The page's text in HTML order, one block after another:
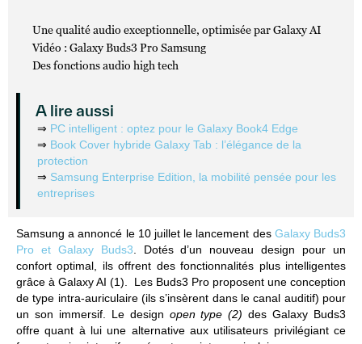
Samsung a annoncé le 10 juillet le lancement des Galaxy Buds3
Pro et Galaxy Buds3 . Dotés d’un nouveau design pour un
confort optimal, ils offrent des fonctionnalités plus intelligentes
grâce à Galaxy AI (1). Les Buds3 Pro proposent une conception
de type intra-auriculaire (ils s’insèrent dans le canal auditif) pour
un son immersif. Le design open type (2) des Galaxy Buds3
offre quant à lui une alternative aux utilisateurs privilégiant ce
Une qualité audio exceptionnelle, optimisée par Galaxy AI​
Vidéo : Galaxy Buds3 Pro Samsung
Des fonctions audio high tech
A lire aussi
⇒ PC intelligent : optez pour le Galaxy Book4 Edge
⇒ Book Cover hybride Galaxy Tab : l’élégance de la
protection
⇒ Samsung Enterprise Edition, la mobilité pensée pour les
entreprises